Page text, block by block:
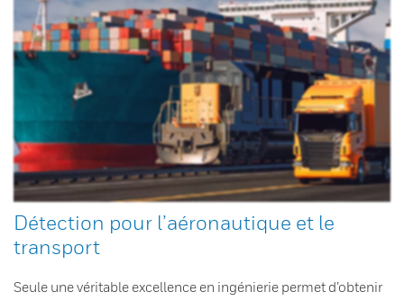
Détection pour l’aéronautique et le
transport
Seule une véritable excellence en ingénierie permet d’obtenir